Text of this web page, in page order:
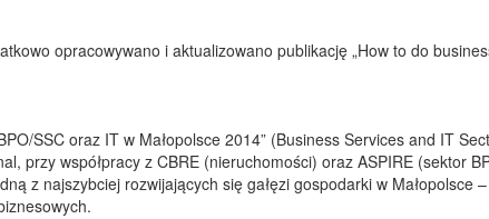
opracowywano i aktualizowano publikację „How to do
SSC oraz IT w Małopolsce 2014” (Business Services and IT
przy współpracy z CBRE (nieruchomości) oraz ASPIRE (sektor
z najszybciej rozwijających się gałęzi gospodarki w Małopolsce